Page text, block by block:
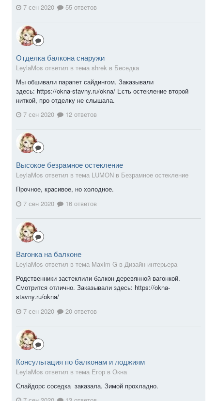
7 сен 2020
55 ответов
Отделка балкона снаружи
LeylaMos ответил в тема shrek в Беседка
Мы обшивали парапет сайдингом. Заказывали
здесь: https://okna-stavny.ru/okna/ Есть остекление второй
ниткой, про отделку не слышала.
7 сен 2020
12 ответов
Высокое безрамное остекление
LeylaMos ответил в тема LUMON в Безрамное остекление
Прочное, красивое, но холодное.
7 сен 2020
16 ответов
Вагонка на балконе
LeylaMos ответил в тема Maxim G в Дизайн интерьера
Родственники застеклили балкон деревянной вагонкой.
Смотрится отлично. Заказывали здесь: https://okna-
stavny.ru/okna/
7 сен 2020
20 ответов
Консультация по балконам и лоджиям
LeylaMos ответил в тема Егор в Окна
Слайдорс соседка заказала. Зимой прохладно.